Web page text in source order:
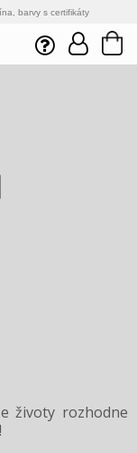
barvy s certifikáty
technologie
slevy
zprostředkovatel
životy rozhodne